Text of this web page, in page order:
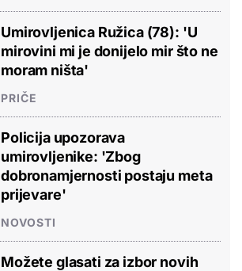
Umirovljenica Ružica (78): 'U
mirovini mi je donijelo mir što ne
moram ništa'
PRIČE
Policija upozorava
umirovljenike: 'Zbog
dobronamjernosti postaju meta
prijevare'
NOVOSTI
Možete glasati za izbor novih